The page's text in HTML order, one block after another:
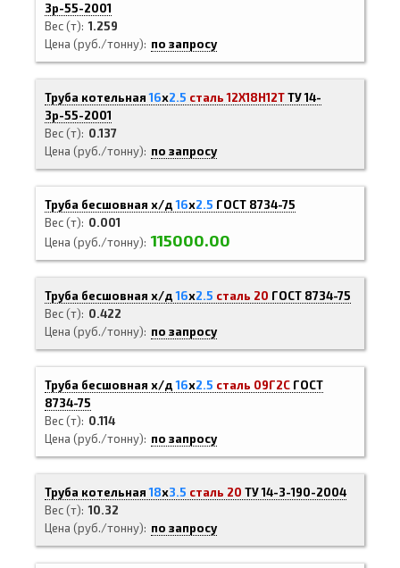
3р-55-2001
Вес (т) 1.259
Цена (руб./тонну)
по запросу
Труба котельная16х2.5 сталь 12Х18Н12ТТУ 14-
3р-55-2001
Вес (т)
0.137
Цена (руб./тонну)
по запросу
Труба бесшовная х/д16х2.5 ГОСТ 8734-75
Вес (т)
0.001
Цена (руб./тонну) 115000.00
Труба бесшовная х/д16х2.5 сталь 20 ГОСТ 8734-75
Вес (т)
0.422
Цена (руб./тонну)
по запросу
Труба бесшовная х/д16х2.5 сталь 09Г2С ГОСТ
8734-75
Вес (т)
0.114
Цена (руб./тонну)
по запросу
Труба котельная18х3.5 сталь 20 ТУ 14-3-190-2004
Вес (т) 10.32
Цена (руб./тонну)
по запросу